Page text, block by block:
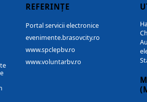
REFERINȚE
Portal servicii electronice
evenimente.brasovcity.ro
www.spclepbv.ro
www.voluntarbv.ro